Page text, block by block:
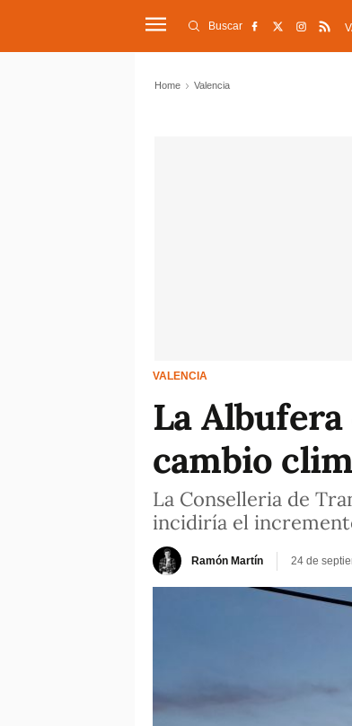
Buscar
Home Valencia
VALENCIA
La
cambio
La Conselleria de
incidiría el
Ramón Martín 24 de